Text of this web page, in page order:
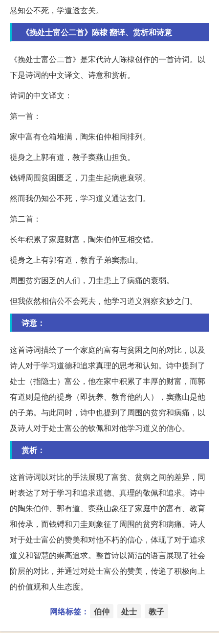
悬知公不死，学道透玄关。
《挽处士富公二首》陈棣 翻译、赏析和诗意
《挽处士富公二首》是宋代诗人陈棣创作的一首诗词。以
下是诗词的中文译文、诗意和赏析。
诗词的中文译文：
第一首：
家中富有仓箱堆满，陶朱伯仲相间排列。
禔身之上郭有道，教子窦燕山担负。
钱镈周围贫困匮乏，刀圭生起病患衰弱。
然而我仍知公不死，学习道义通达玄门。
第二首：
长年积累了家庭财富，陶朱伯仲互相交错。
禔身之上有郭有道，教育子弟窦燕山。
周围贫穷困乏的人们，刀圭患上了病痛的衰弱。
但我依然相信公不会死去，他学习道义洞察玄妙之门。
诗意：
这首诗词描绘了一个家庭的富有与贫困之间的对比，以及
诗人对于学习道德和追求真理的思考和认知。诗中提到了
处士（指隐士）富公，他在家中积累了丰厚的财富，而郭
有道则是他的禔身（即抚养、教育他的人），窦燕山是他
的子弟。与此同时，诗中也提到了周围的贫穷和病痛，以
及诗人对于处士富公的钦佩和对他学习道义的信心。
赏析：
这首诗词以对比的手法展现了富贫、贫病之间的差异，同
时表达了对于学习和追求道德、真理的敬佩和追求。诗中
的陶朱伯仲、郭有道、窦燕山象征了家庭中的富有、教育
和传承，而钱镈和刀圭则象征了周围的贫穷和病痛。诗人
对于处士富公的赞美和对他不朽的信心，体现了对于追求
道义和智慧的崇高追求。整首诗以简洁的语言展现了社会
阶层的对比，并通过对处士富公的赞美，传递了积极向上
的价值观和人生态度。
网络标签： 伯仲 处士 教子